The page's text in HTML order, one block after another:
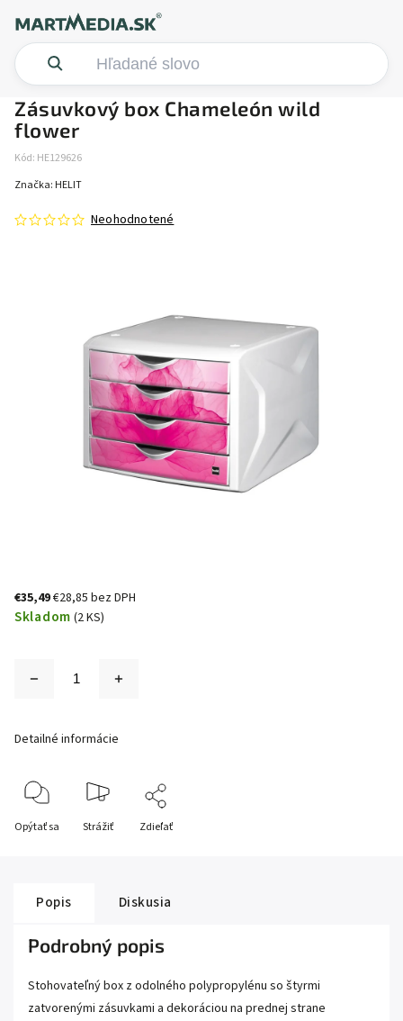
Zásuvkový box Chameleón wild
flower
Kód: HE129626
Neohodnotené
Značka: HELIT
€35,49€28,85 bez DPH
Skladom (2 KS)
Detailné informácie
Opýtať sa Strážiť Zdieľať
Popis Diskusia
Podrobný popis
Stohovateľný box z odolného polypropylénu so štyrmi
zatvorenými zásuvkami a dekoráciou na prednej strane